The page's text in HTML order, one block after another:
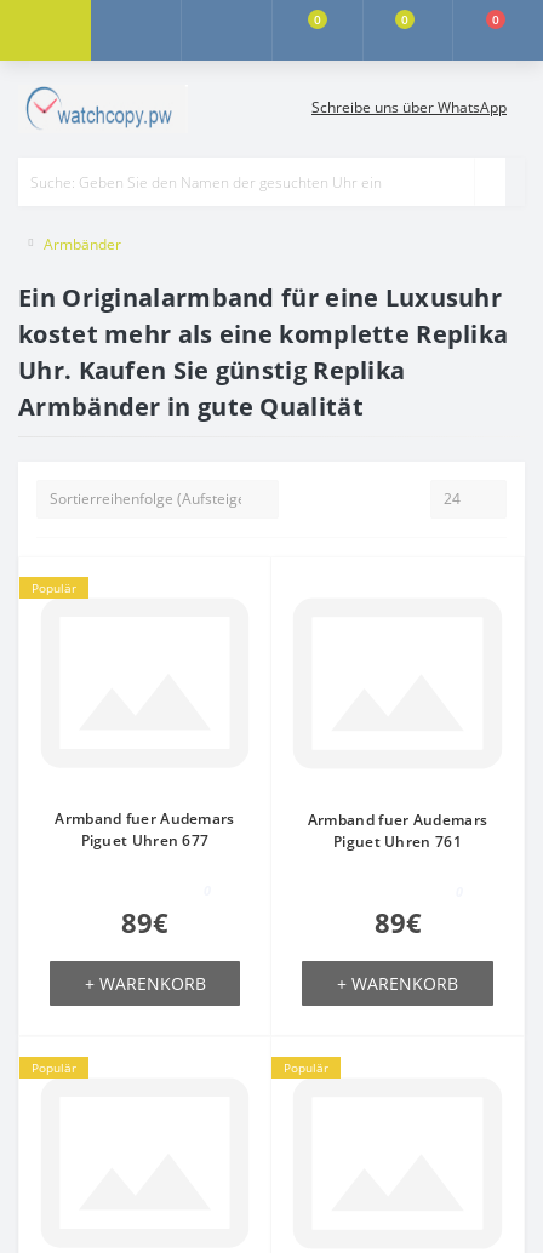
0 0 0
Schreibe uns über WhatsApp
Armbänder
Ein Originalarmband für eine Luxusuhr
kostet mehr als eine komplette Replika
Uhr. Kaufen Sie günstig Replika
Armbänder in gute Qualität
Populär
Armband fuer Audemars
Piguet Uhren 677
89€
+ WARENKORB
Armband fuer Audemars
Piguet Uhren 761
89€
+ WARENKORB
Populär Populär